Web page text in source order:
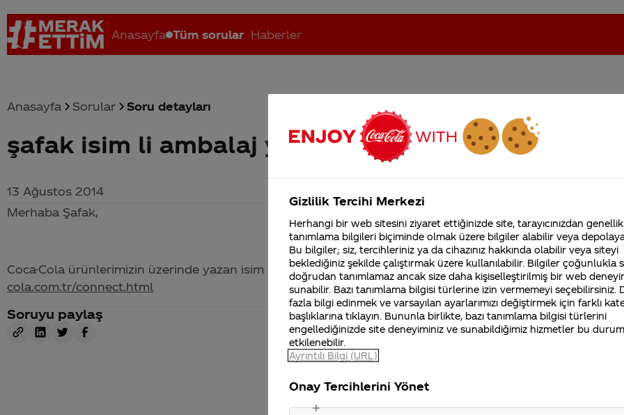
Anasayfa Tüm sorular Haberler
Coca-Cola nerenin malı? Coca cola İsrail malı mı Yani ... Coca-Cola'nın Filistin'de fabr... Coca-Cola’yı kim buldu?
Anasayfa Sorular Soru detayları
şafak isim li ambalaj yok mu :(
13 Ağustos 2014
Merhaba Şafak,
Coca-Cola ürünlerimizin üzerinde yazan isim listesine buradan ulaşabilirsiniz:http://www.coca-
cola.com.tr/connect.html
Soruyu paylaş
Coca-Cola Şirketi
merak ettikleriniz.
Fabrikalarımız,
sertifikalarımız, faaliyet
gösterdiğimiz ülkeler,
tarihçemiz ve daha
Gizlilik Tercihi Merkezi
Herhangi bir web sitesini ziyaret ettiğinizde site, tarayıcınızdan
tanımlama bilgileri biçiminde olmak üzere bilgiler alabilir veya
Bu bilgiler; siz, tercihleriniz ya da cihazınız hakkında olabilir veya siteyi
beklediğiniz şekilde çalıştırmak üzere kullanılabilir. Bilgiler çoğunlukla
doğrudan tanımlamaz ancak size daha kişiselleştirilmiş bir web
sunabilir. Bazı tanımlama bilgisi türlerine izin vermemeyi seçebilirsiniz.
fazla bilgi edinmek ve varsayılan ayarlarımızı değiştirmek için farklı
başlıklarına tıklayın. Bununla birlikte, bazı tanımlama bilgisi türlerini
engellediğinizde site deneyiminiz ve sunabildiğimiz hizmetler bu
etkilenebilir.
Ayrıntılı Bilgi (URL)
Onay Tercihlerini Yönet